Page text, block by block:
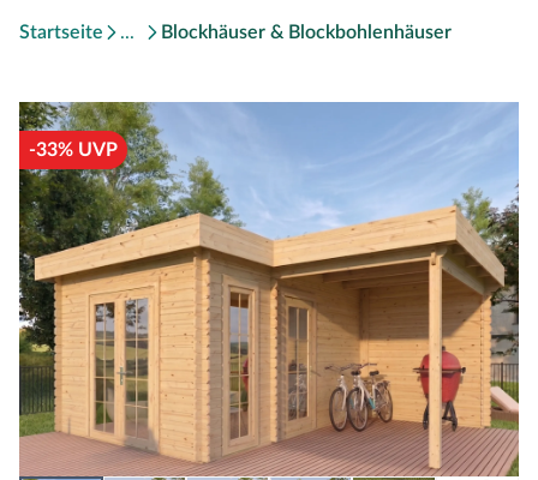
Startseite Blockhäuser & Blockbohlenhäuser
-33% UVP